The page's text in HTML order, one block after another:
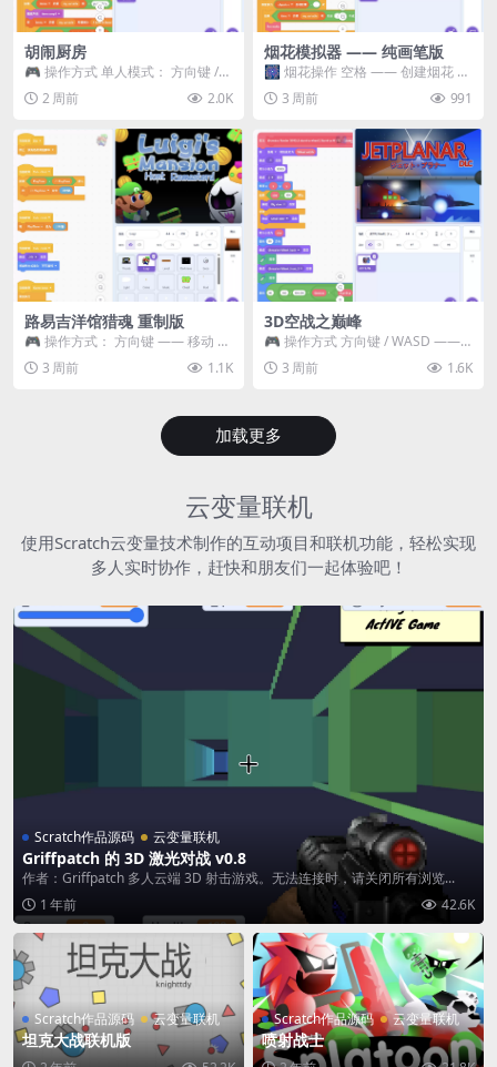
胡闹厨房
🎮 操作方式 单人模式： 方向键 /
WASD —— 移动 Z / K —— 抓...
2 周前 2.0K
烟花模拟器 —— 纯画笔版
🎆 烟花操作 空格 —— 创建烟花 1
~ 3 —— 切换烟花类型 普通烟花
嘶...3 周前 991
路易吉洋馆猎魂 重制版
🎮 操作方式： 方向键 —— 移动 &
跳跃 空格 —— 打开宝箱 将你...
3 周前 1.1K
3D空战之巅峰
🎮 操作方式 方向键 / WASD ——
移动 Z / K —— 射击 / 攻击...
3 周前 1.6K
加载更多
云变量联机
使用Scratch云变量技术制作的互动项目和联机功能，轻松实现
多人实时协作，赶快和朋友们一起体验吧！
Scratch作品源码 云变量联机
Griffpatch 的 3D 激光对战 v0.8
作者：Griffpatch 多人云端 3D 射击游戏。无法连接时，请关闭所有浏览...
1 年前
42.6K
Scratch作品源码 云变量联机
坦克大战联机版
Scratch作品源码 云变量联机
喷射战士